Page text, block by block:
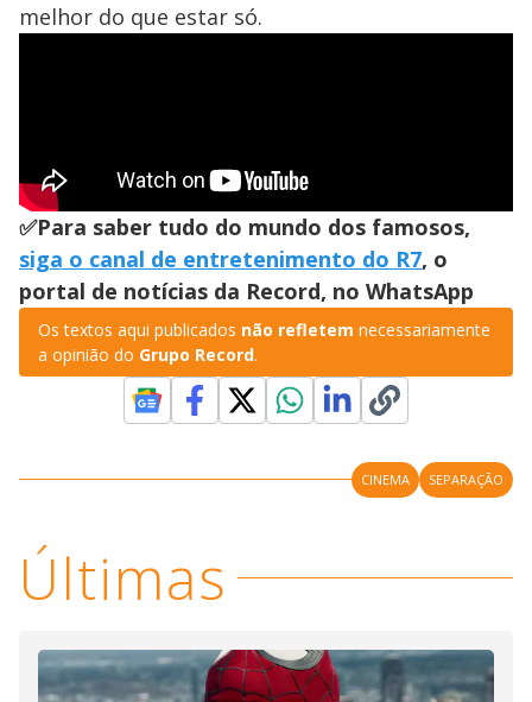
melhor do que estar só.
✅Para saber tudo do mundo dos famosos,
siga o canal de entretenimento do R7, o
portal de notícias da Record, no WhatsApp
Os textos aqui publicados não refletem necessariamente
a opinião do Grupo Record.
CINEMA SEPARAÇÃO
Últimas